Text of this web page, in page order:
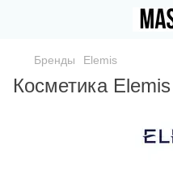
Бренды Elemis
Косметика Elemis